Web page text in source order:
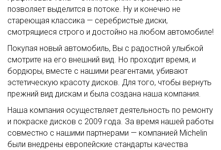
позволяет выделится в потоке. Ну и конечно не
стареющая классика — серебристые диски,
смотрящиеся строго и достойно на любом автомобиле!
Покупая новый автомобиль, Вы с радостной улыбкой
смотрите на его внешний вид. Но проходит время, и
бордюры, вместе с нашими реагентами, убивают
эстетическую красоту дисков. Для того, чтобы вернуть
прежний вид дискам и была создана наша компания.
Наша компания осуществляет деятельность по ремонту
и покраске дисков с 2009 года. За время нашей работы
совместно с нашими партнерами — компанией Michelin
были внедрены европейские стандарты качества